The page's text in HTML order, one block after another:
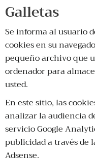
Galletas
Se informa al usuario
cookies en su
pequeño archivo que
ordenador para
usted.
En este sitio, las
analizar la audiencia
servicio Google
publicidad a través de
Adsense.